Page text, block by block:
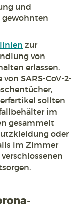
und
gewohnten
zur
von
erlassen.
SARS-CoV-2-
sollten
im
gesammelt
oder
im Zimmer